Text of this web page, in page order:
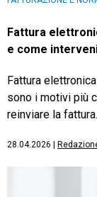
Fattura
e come
Fattura
sono i motivi più
reinviare la fattura.
28.04.2026